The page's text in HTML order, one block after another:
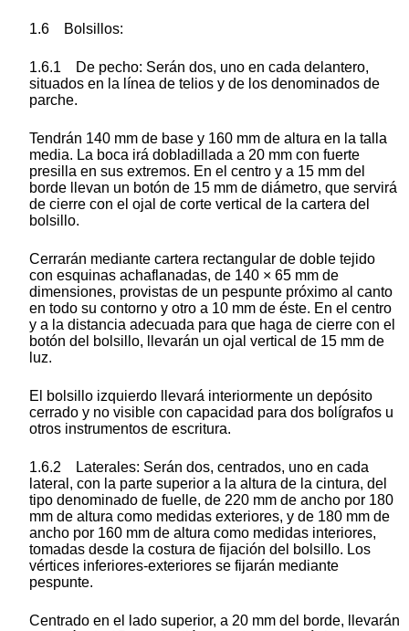
1.6 Bolsillos:
1.6.1 De pecho: Serán dos, uno en cada delantero,
situados en la línea de telios y de los denominados de
parche.
Tendrán 140 mm de base y 160 mm de altura en la talla
media. La boca irá dobladillada a 20 mm con fuerte
presilla en sus extremos. En el centro y a 15 mm del
borde llevan un botón de 15 mm de diámetro, que servirá
de cierre con el ojal de corte vertical de la cartera del
bolsillo.
Cerrarán mediante cartera rectangular de doble tejido
con esquinas achaflanadas, de 140 × 65 mm de
dimensiones, provistas de un pespunte próximo al canto
en todo su contorno y otro a 10 mm de éste. En el centro
y a la distancia adecuada para que haga de cierre con el
botón del bolsillo, llevarán un ojal vertical de 15 mm de
luz.
El bolsillo izquierdo llevará interiormente un depósito
cerrado y no visible con capacidad para dos bolígrafos u
otros instrumentos de escritura.
1.6.2 Laterales: Serán dos, centrados, uno en cada
lateral, con la parte superior a la altura de la cintura, del
tipo denominado de fuelle, de 220 mm de ancho por 180
mm de altura como medidas exteriores, y de 180 mm de
ancho por 160 mm de altura como medidas interiores,
tomadas desde la costura de fijación del bolsillo. Los
vértices inferiores-exteriores se fijarán mediante
pespunte.
Centrado en el lado superior, a 20 mm del borde, llevarán